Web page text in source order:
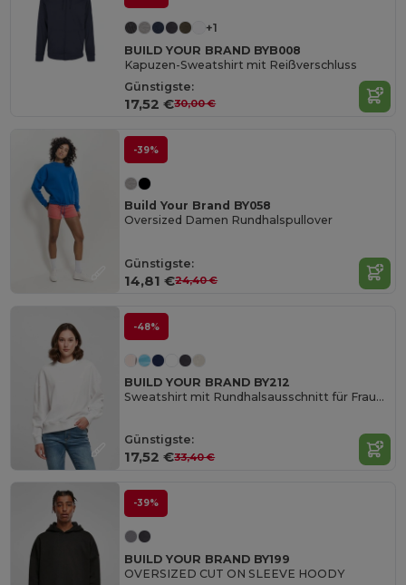
+1
BUILD YOUR BRAND BYB008
Kapuzen-Sweatshirt mit Reißverschluss
Günstigste:
17,52 €30,00 €
-39%
Build Your Brand BY058
Oversized Damen Rundhalspullover
Günstigste:
14,81 €24,40 €
-48%
BUILD YOUR BRAND BY212
Sweatshirt mit Rundhalsausschnitt für Frauen
Günstigste:
17,52 €33,40 €
-39%
BUILD YOUR BRAND BY199
OVERSIZED CUT ON SLEEVE HOODY